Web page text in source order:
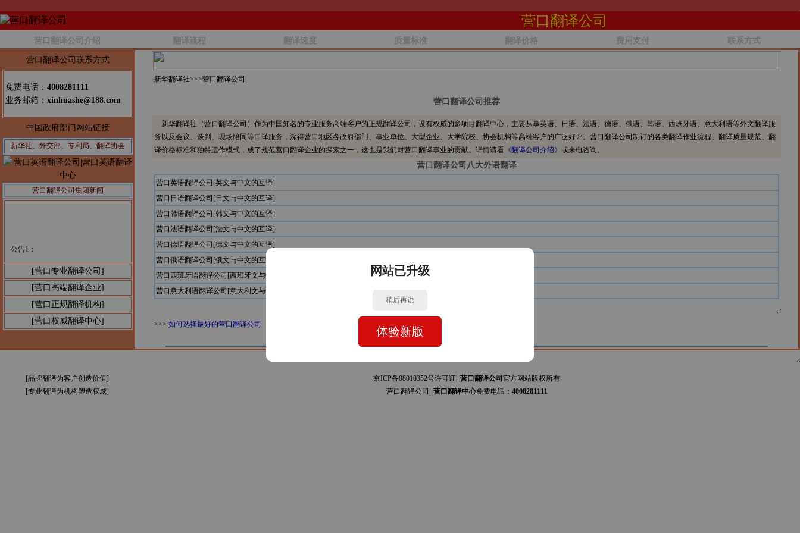
营口翻译公司
营口翻译公司介绍 翻译流程 翻译速度 质量标准 翻译价格 费用支付 联系方式
营口翻译公司联系方式
免费电话： 4008281111
业务邮箱： xinhuashe@188.com
中国政府部门网站链接
新华社、外交部、专利局、翻译协会
营口翻译公司集团新闻
公告1：
[营口专业翻译公司]
[营口高端翻译企业]
[营口正规翻译机构]
[营口权威翻译中心]
新华翻译社>>>营口翻译公司
营口翻译公司推荐
新华翻译社（营口翻译公司）作为中国知名的专业服务高端客户的正规翻译公司，设有权威的多项目翻译中心，主要从事英语、日语、法语、德语、俄语、韩语、西班牙语、意大利语等外文翻译服
务以及会议、谈判、现场陪同等口译服务，深得营口地区各政府部门、事业单位、大型企业、大学院校、协会机构等高端客户的广泛好评。营口翻译公司制订的各类翻译作业流程、翻译质量规范、翻
译价格标准和独特运作模式，成了规范营口翻译企业的探索之一，这也是我们对营口翻译事业的贡献。详情请看 《翻译公司介绍》 或来电咨询。
营口翻译公司八大外语翻译
营口英语翻译公司[英文与中文的互译]
营口日语翻译公司[日文与中文的互译]
营口韩语翻译公司[韩文与中文的互译]
营口法语翻译公司[法文与中文的互译]
营口德语翻译公司[德文与中文的互译]
营口俄语翻译公司[俄文与中文的互译]
营口西班牙语翻译公司[西班牙文与中文的互译]
营口意大利语翻译公司[意大利文与中文的互译]
>>> 如何选择最好的营口翻译公司
[品牌翻译为客户创造价值]
[专业翻译为机构塑造权威]
京ICP备08010352号许可证| | 营口翻译公司 官方网站版权所有
营口翻译公司| | 营口翻译中心免费电话： 4008281111
网站已升级
稍后再说
体验新版